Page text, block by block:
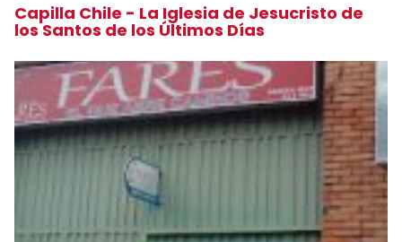
Capilla Chile - La Iglesia de Jesucristo de
los Santos de los Últimos Días